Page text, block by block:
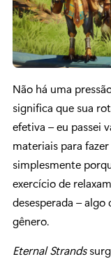
Não há uma
significa que sua
efetiva – eu passei
materiais para
simplesmente
exercício de
desesperada –
gênero.
Eternal Strands